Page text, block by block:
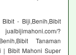
- Biji,Benih,Bibit
?
Tanaman
| Bibit Mahoni Super